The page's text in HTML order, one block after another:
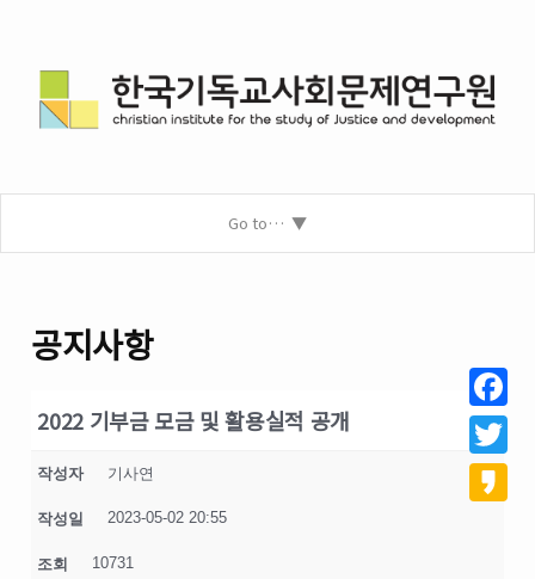
Go to…
공지사항
2022 기부금 모금 및 활용실적 공개
작성자 기사연
작성일 2023-05-02 20:55
조회 10731
Twitter